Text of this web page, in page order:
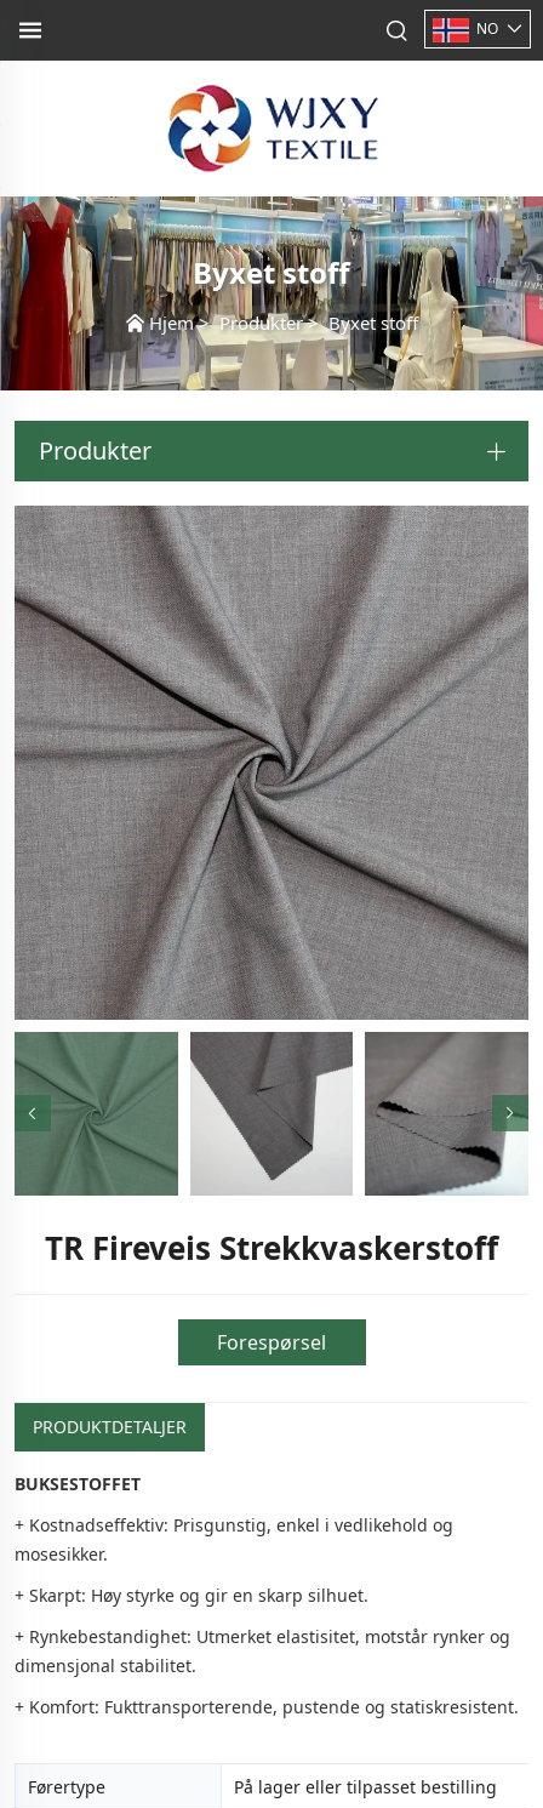
NO
Byxet stoff
Hjem>Produkter>Byxet stoff
Produkter
TR Fireveis Strekkvaskerstoff
Forespørsel
PRODUKTDETALJER
BUKSESTOFFET
+ Kostnadseffektiv: Prisgunstig, enkel i vedlikehold og
mosesikker.
+ Skarpt: Høy styrke og gir en skarp silhuet.
+ Rynkebestandighet: Utmerket elastisitet, motstår rynker og
dimensjonal stabilitet.
+ Komfort: Fukttransporterende, pustende og statiskresistent.
Førertype På lager eller tilpasset bestilling